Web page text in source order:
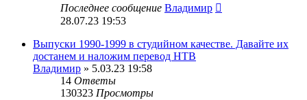
Последнее сообщение Владимир
28.07.23 19:53
Выпуски 1990-1999 в студийном качестве. Давайте их
достанем и наложим перевод НТВ
Владимир » 5.03.23 19:58
14 Ответы
130323 Просмотры